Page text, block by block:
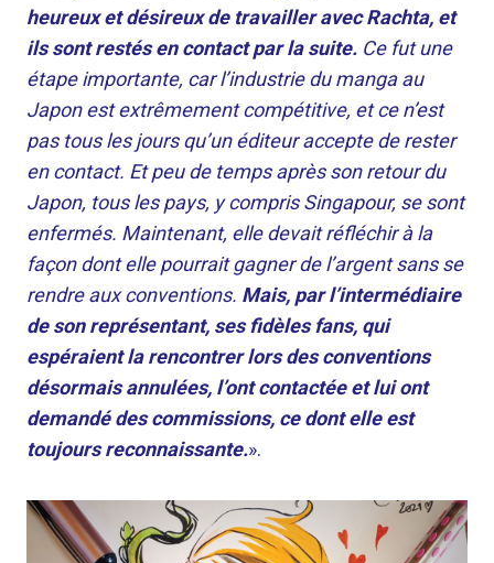
heureux et désireux de travailler avec Rachta, et
ils sont restés en contact par la suite. Ce fut une
étape importante, car l’industrie du manga au
Japon est extrêmement compétitive, et ce n’est
pas tous les jours qu’un éditeur accepte de rester
en contact. Et peu de temps après son retour du
Japon, tous les pays, y compris Singapour, se sont
enfermés. Maintenant, elle devait réfléchir à la
façon dont elle pourrait gagner de l’argent sans se
rendre aux conventions. Mais, par l’intermédiaire
de son représentant, ses fidèles fans, qui
espéraient la rencontrer lors des conventions
désormais annulées, l’ont contactée et lui ont
demandé des commissions, ce dont elle est
toujours reconnaissante.».